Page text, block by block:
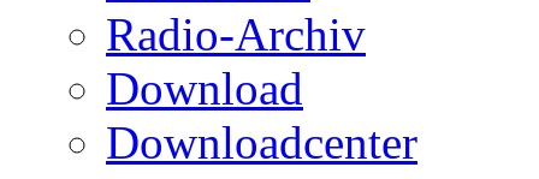
Radio-Archiv
Download
Downloadcenter